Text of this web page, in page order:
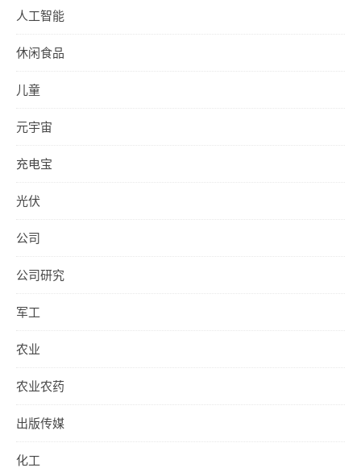
人工智能
休闲食品
儿童
元宇宙
充电宝
光伏
公司
公司研究
军工
农业
农业农药
出版传媒
化工